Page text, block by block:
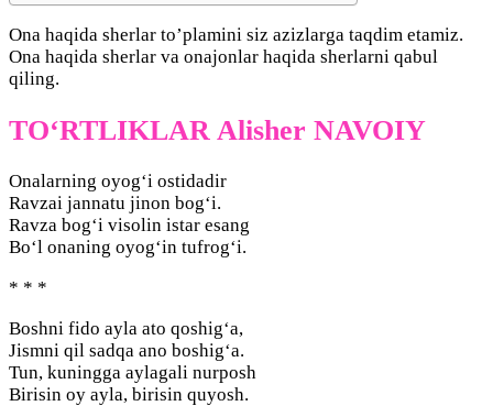
Ona haqida sherlar to’plamini siz azizlarga taqdim etamiz.
Ona haqida sherlar va onajonlar haqida sherlarni qabul
qiling.
TO‘RTLIKLAR Alisher NAVOIY
Onalarning oyog‘i ostidadir
Ravzai jannatu jinon bog‘i.
Ravza bog‘i visolin istar esang
Bo‘l onaning oyog‘in tufrog‘i.
* * *
Boshni fido ayla ato qoshig‘a,
Jismni qil sadqa ano boshig‘a.
Tun, kuningga aylagali nurposh
Birisin oy ayla, birisin quyosh.